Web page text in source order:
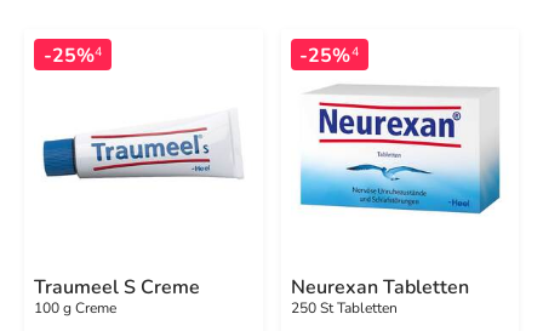
-25%4
Traumeel S Creme
100 g Creme
-25%4
Neurexan Tabletten
250 St Tabletten